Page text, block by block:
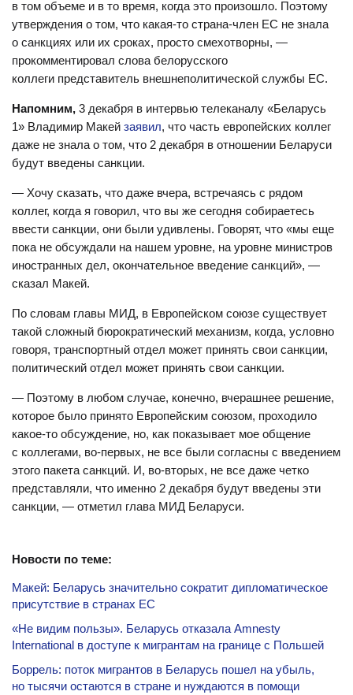
в том объеме и в то время, когда это произошло. Поэтому
утверждения о том, что какая-то страна-член ЕС не знала
о санкциях или их сроках, просто смехотворны, —
прокомментировал слова белорусского
коллеги представитель внешнеполитической службы ЕС.
Напомним, 3 декабря в интервью телеканалу «Беларусь
1» Владимир Макей заявил, что часть европейских коллег
даже не знала о том, что 2 декабря в отношении Беларуси
будут введены санкции.
— Хочу сказать, что даже вчера, встречаясь с рядом
коллег, когда я говорил, что вы же сегодня собираетесь
ввести санкции, они были удивлены. Говорят, что «мы еще
пока не обсуждали на нашем уровне, на уровне министров
иностранных дел, окончательное введение санкций», —
сказал Макей.
По словам главы МИД, в Европейском союзе существует
такой сложный бюрократический механизм, когда, условно
говоря, транспортный отдел может принять свои санкции,
политический отдел может принять свои санкции.
— Поэтому в любом случае, конечно, вчерашнее решение,
которое было принято Европейским союзом, проходило
какое-то обсуждение, но, как показывает мое общение
с коллегами, во-первых, не все были согласны с введением
этого пакета санкций. И, во-вторых, не все даже четко
представляли, что именно 2 декабря будут введены эти
санкции, — отметил глава МИД Беларуси.
Новости по теме:
Макей: Беларусь значительно сократит дипломатическое
присутствие в странах ЕС
«Не видим пользы». Беларусь отказала Amnesty
International в доступе к мигрантам на границе с Польшей
Боррель: поток мигрантов в Беларусь пошел на убыль,
но тысячи остаются в стране и нуждаются в помощи